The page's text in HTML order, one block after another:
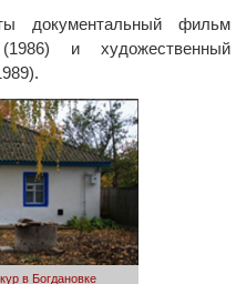
документальный фильм
и художественный
в Богдановке